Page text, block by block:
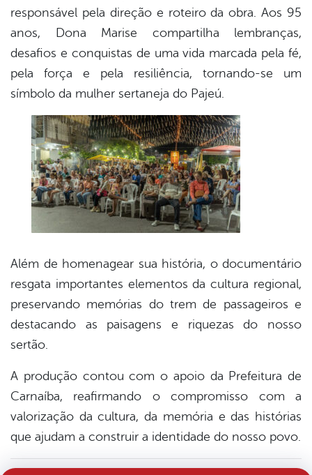
responsável pela direção e roteiro da obra. Aos 95
anos, Dona Marise compartilha lembranças,
desafios e conquistas de uma vida marcada pela fé,
pela força e pela resiliência, tornando-se um
símbolo da mulher sertaneja do Pajeú.
Além de homenagear sua história, o documentário
resgata importantes elementos da cultura regional,
preservando memórias do trem de passageiros e
destacando as paisagens e riquezas do nosso
sertão.
A produção contou com o apoio da Prefeitura de
Carnaíba, reafirmando o compromisso com a
valorização da cultura, da memória e das histórias
que ajudam a construir a identidade do nosso povo.